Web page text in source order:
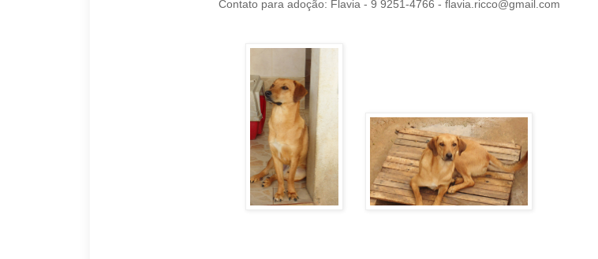
Contato para adoção: Flavia - 9 9251-4766 - flavia.ricco@gmail.com